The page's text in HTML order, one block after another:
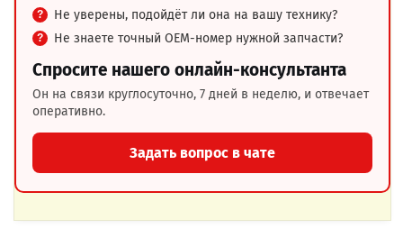
Не уверены, подойдёт ли она на вашу технику?
Не знаете точный OEM-номер нужной запчасти?
Спросите нашего онлайн-консультанта
Он на связи круглосуточно, 7 дней в неделю, и отвечает
оперативно.
Задать вопрос в чате